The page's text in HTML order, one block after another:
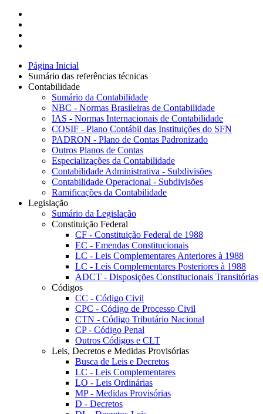
Página Inicial
Sumário das referências técnicas
Contabilidade
Sumário da Contabilidade
NBC - Normas Brasileiras de Contabilidade
IAS - Normas Internacionais de Contabilidade
COSIF - Plano Contábil das Instituições do SFN
PADRON - Plano de Contas Padronizado
Outros Planos de Contas
Especializações da Contabilidade
Contabilidade Administrativa - Subdivisões
Contabilidade Operacional - Subdivisões
Ramificações da Contabilidade
Legislação
Sumário da Legislação
Constituição Federal
CF - Constituição Federal de 1988
EC - Emendas Constitucionais
LC - Leis Complementares Anteriores à 1988
LC - Leis Complementares Posteriores à 1988
ADCT - Disposições Constitucionais Transitórias
Códigos
CC - Código Civil
CPC - Código de Processo Civil
CTN - Código Tributário Nacional
CP - Código Penal
Outros Códigos e CLT
Leis, Decretos e Medidas Provisórias
Busca de Leis e Decretos
LC - Leis Complementares
LO - Leis Ordinárias
MP - Medidas Provisórias
D - Decretos